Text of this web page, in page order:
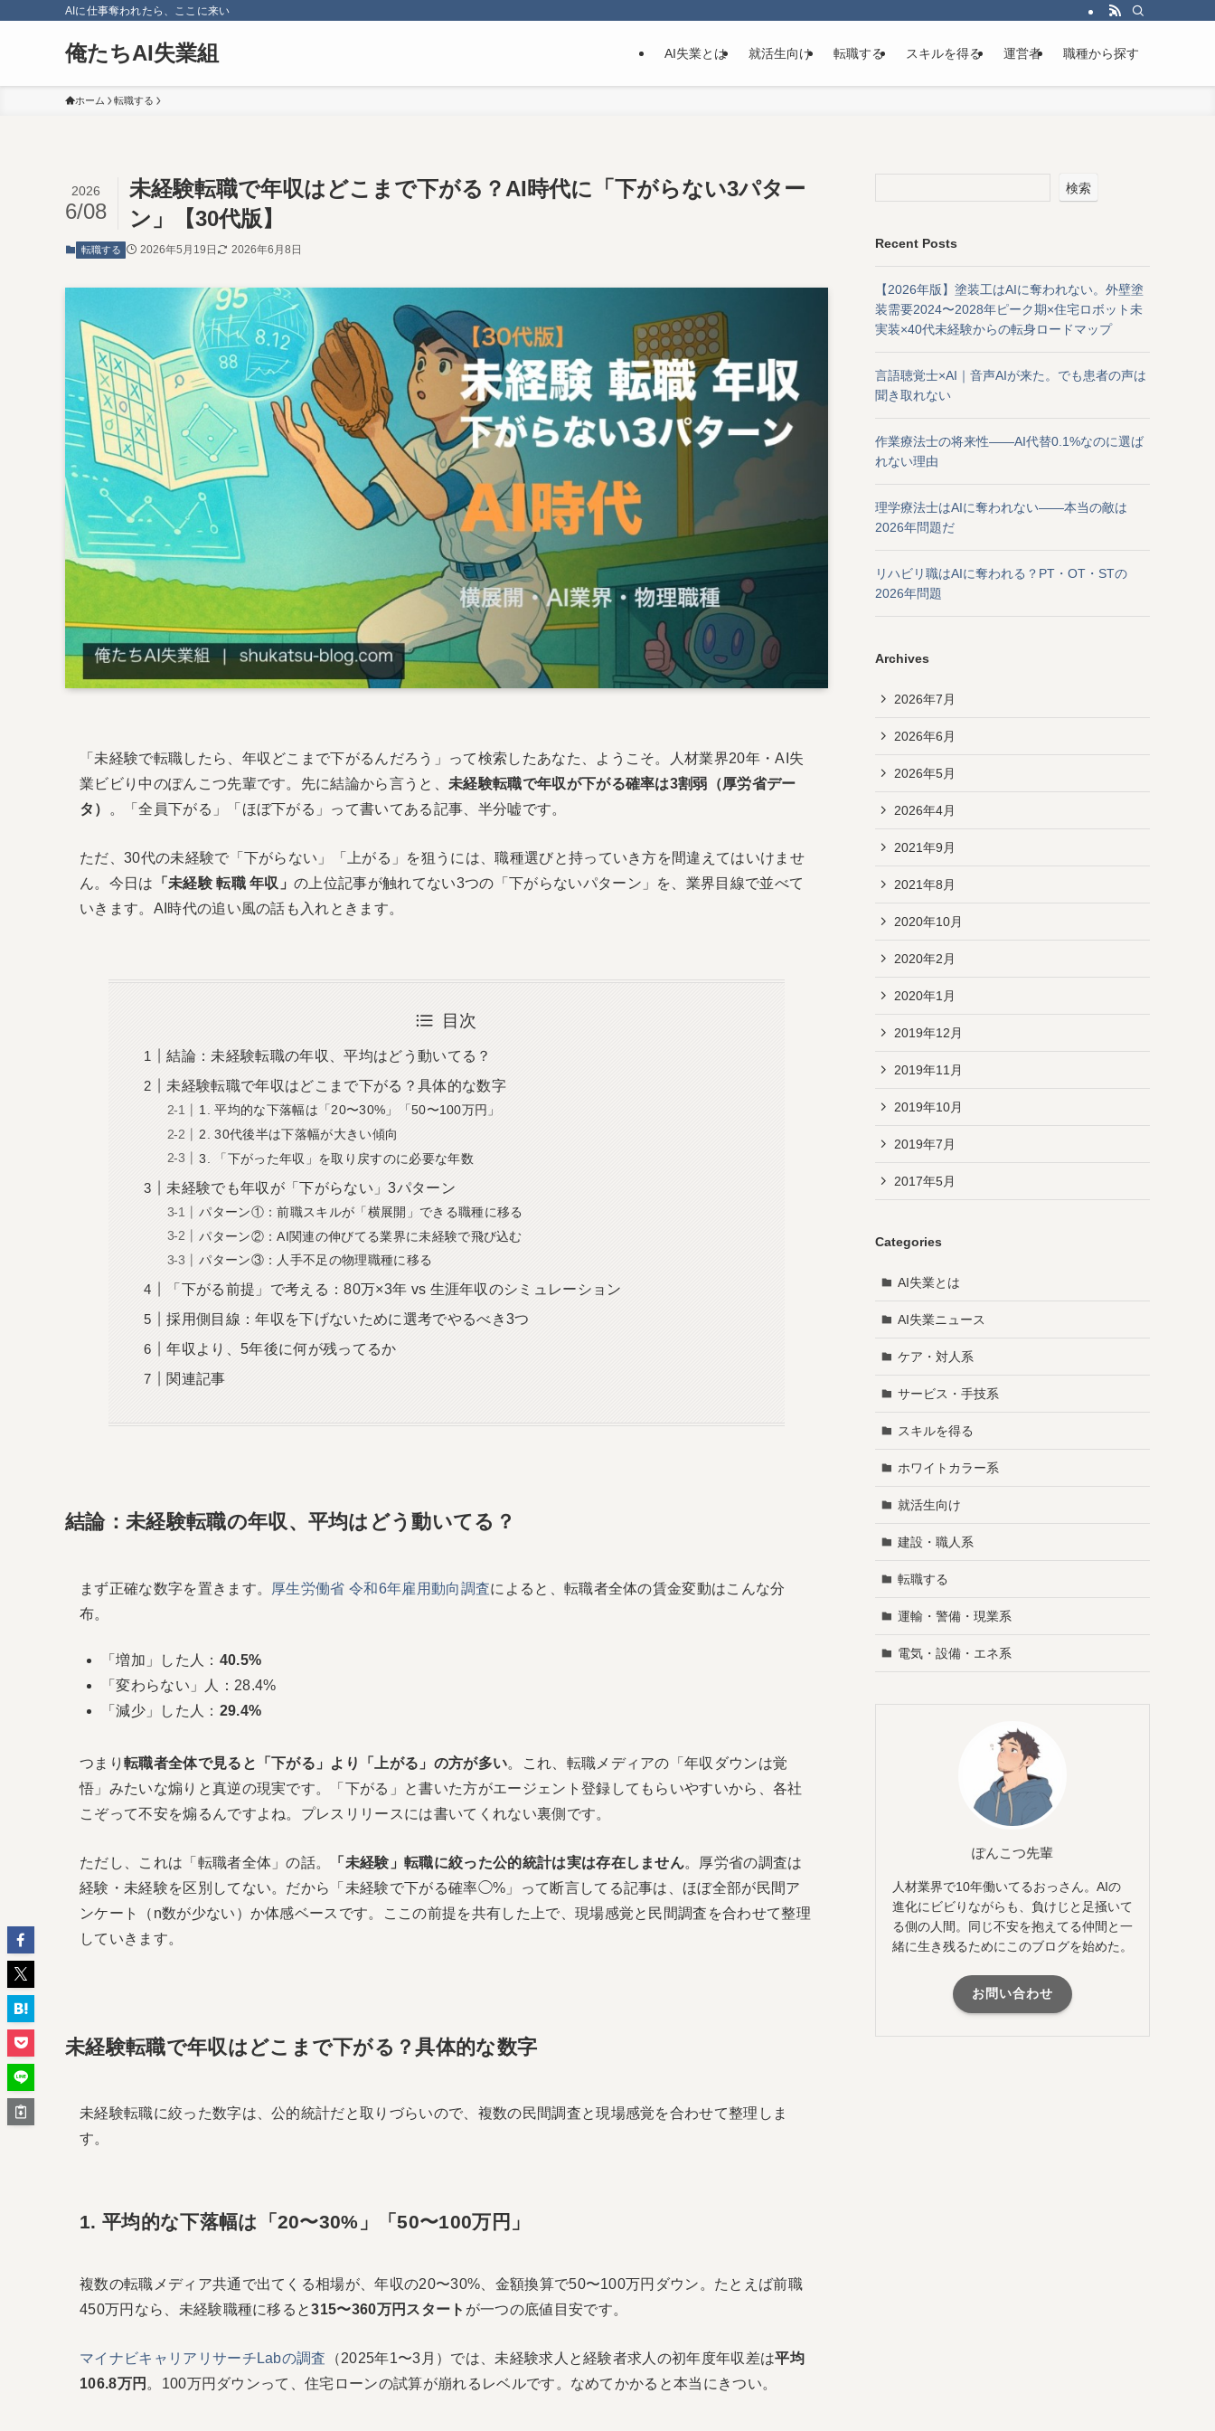
AIに仕事奪われたら、ここに来い
俺たちAI失業組 AI失業とは 就活生向け 転職する スキルを得る 運営者 職種から探す
ホーム 転職する
未経験転職で年収はどこまで下がる？AI時代に「下がらない3パター
ン」【30代版】
2026
6/08
転職する 2026年5月19日 2026年6月8日
「未経験で転職したら、年収どこまで下がるんだろう」って検索したあなた、ようこそ。人材業界20年・AI失
業ビビり中のぽんこつ先輩です。先に結論から言うと、未経験転職で年収が下がる確率は3割弱（厚労省デー
タ） 。「全員下がる」「ほぼ下がる」って書いてある記事、半分嘘です。
ただ、30代の未経験で「下がらない」「上がる」を狙うには、職種選びと持っていき方を間違えてはいけませ
ん。今日は 「未経験 転職 年収」の上位記事が触れてない3つの「下がらないパターン」を、業界目線で並べて
いきます。AI時代の追い風の話も入れときます。
目次
結論：未経験転職の年収、平均はどう動いてる？
未経験転職で年収はどこまで下がる？具体的な数字
1. 平均的な下落幅は「20〜30%」「50〜100万円」
2. 30代後半は下落幅が大きい傾向
3. 「下がった年収」を取り戻すのに必要な年数
未経験でも年収が「下がらない」3パターン
パターン①：前職スキルが「横展開」できる職種に移る
パターン②：AI関連の伸びてる業界に未経験で飛び込む
パターン③：人手不足の物理職種に移る
「下がる前提」で考える：80万×3年 vs 生涯年収のシミュレーション
採用側目線：年収を下げないために選考でやるべき3つ
年収より、5年後に何が残ってるか
関連記事
結論：未経験転職の年収、平均はどう動いてる？
まず正確な数字を置きます。 厚生労働省 令和6年雇用動向調査によると、転職者全体の賃金変動はこんな分
布。
「増加」した人： 40.5%
「変わらない」人：28.4%
「減少」した人： 29.4%
つまり 転職者全体で見ると「下がる」より「上がる」の方が多い。これ、転職メディアの「年収ダウンは覚
悟」みたいな煽りと真逆の現実です。「下がる」と書いた方がエージェント登録してもらいやすいから、各社
こぞって不安を煽るんですよね。プレスリリースには書いてくれない裏側です。
ただし、これは「転職者全体」の話。 「未経験」転職に絞った公的統計は実は存在しません。厚労省の調査は
経験・未経験を区別してない。だから「未経験で下がる確率◯%」って断言してる記事は、ほぼ全部が民間ア
ンケート（n数が少ない）か体感ベースです。ここの前提を共有した上で、現場感覚と民間調査を合わせて整理
していきます。
未経験転職で年収はどこまで下がる？具体的な数字
未経験転職に絞った数字は、公的統計だと取りづらいので、複数の民間調査と現場感覚を合わせて整理しま
す。
1. 平均的な下落幅は「20〜30%」「50〜100万円」
複数の転職メディア共通で出てくる相場が、年収の20〜30%、金額換算で50〜100万円ダウン。たとえば前職
450万円なら、未経験職種に移ると315〜360万円スタート が一つの底値目安です。
マイナビキャリアリサーチLabの調査 （2025年1〜3月）では、未経験求人と経験者求人の初年度年収差は平均
106.8万円 。100万円ダウンって、住宅ローンの試算が崩れるレベルです。なめてかかると本当にきつい。
検索
Recent Posts
【2026年版】塗装工はAIに奪われない。外壁塗
装需要2024〜2028年ピーク期×住宅ロボット未
実装×40代未経験からの転身ロードマップ
言語聴覚士×AI｜音声AIが来た。でも患者の声は
聞き取れない
作業療法士の将来性——AI代替0.1%なのに選ば
れない理由
理学療法士はAIに奪われない——本当の敵は
2026年問題だ
リハビリ職はAIに奪われる？PT・OT・STの
2026年問題
Archives
2026年7月
2026年6月
2026年5月
2026年4月
2021年9月
2021年8月
2020年10月
2020年2月
2020年1月
2019年12月
2019年11月
2019年10月
2019年7月
2017年5月
Categories
AI失業とは
AI失業ニュース
ケア・対人系
サービス・手技系
スキルを得る
ホワイトカラー系
就活生向け
建設・職人系
転職する
運輸・警備・現業系
電気・設備・エネ系
ぽんこつ先輩
人材業界で10年働いてるおっさん。AIの
進化にビビりながらも、負けじと足掻いて
る側の人間。同じ不安を抱えてる仲間と一
緒に生き残るためにこのブログを始めた。
お問い合わせ